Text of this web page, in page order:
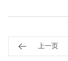
上一页